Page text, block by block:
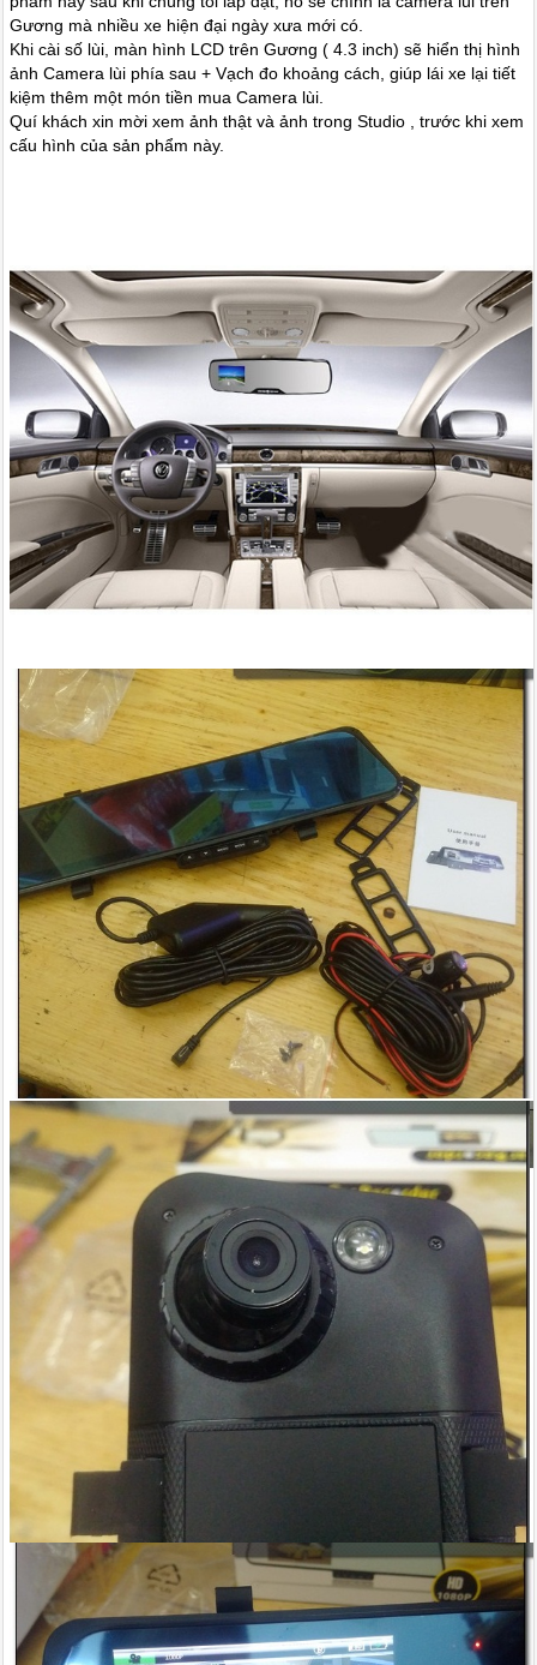
Gương mà nhiều xe hiện đại ngày xưa mới có.
Khi cài số lùi, màn hình LCD trên Gương ( 4.3 inch) sẽ hiển thị hình
ảnh Camera lùi phía sau + Vạch đo khoảng cách, giúp lái xe lại tiết
kiệm thêm một món tiền mua Camera lùi.
Quí khách xin mời xem ảnh thật và ảnh trong Studio , trước khi xem
cấu hình của sản phẩm này.